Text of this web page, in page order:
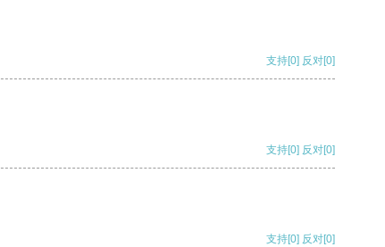
支持[0] 反对[0]
支持[0] 反对[0]
支持[0] 反对[0]